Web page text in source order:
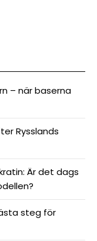
– när baserna
Rysslands
Är det dags
steg för